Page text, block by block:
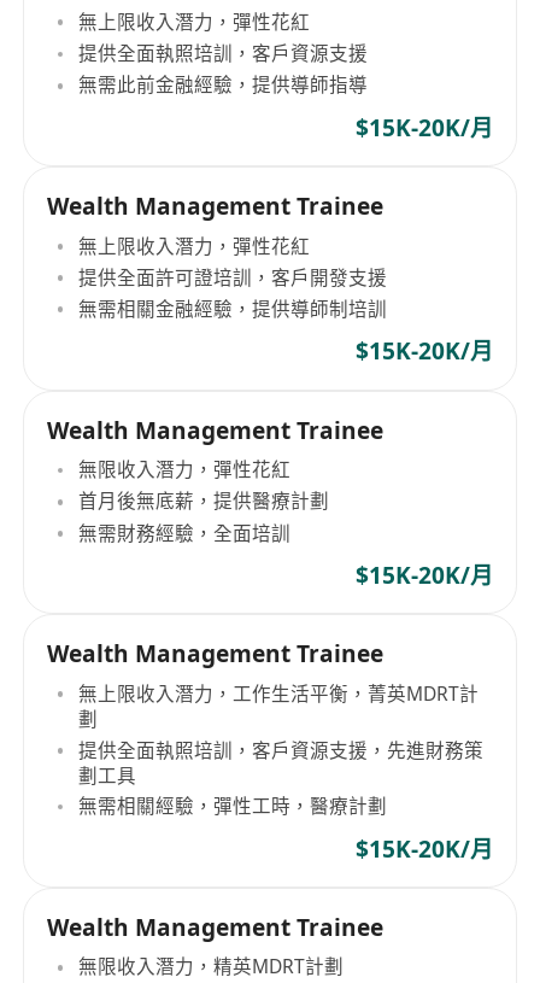
無上限收入潛力，彈性花紅
提供全面執照培訓，客戶資源支援
無需此前金融經驗，提供導師指導
$15K-20K/月
Wealth Management Trainee
無上限收入潛力，彈性花紅
提供全面許可證培訓，客戶開發支援
無需相關金融經驗，提供導師制培訓
$15K-20K/月
Wealth Management Trainee
無限收入潛力，彈性花紅
首月後無底薪，提供醫療計劃
無需財務經驗，全面培訓
$15K-20K/月
Wealth Management Trainee
無上限收入潛力，工作生活平衡，菁英MDRT計
劃
提供全面執照培訓，客戶資源支援，先進財務策
劃工具
無需相關經驗，彈性工時，醫療計劃
$15K-20K/月
Wealth Management Trainee
無限收入潛力，精英MDRT計劃